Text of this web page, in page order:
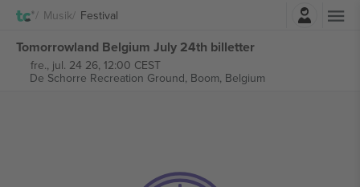
Musik Festival
Tomorrowland Belgium July 24th billetter
fre., jul. 24 26, 12:00 CEST
De Schorre Recreation Ground, Boom, Belgium